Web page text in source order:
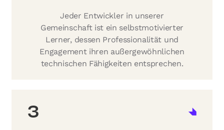
Jeder Entwickler in unserer
Gemeinschaft ist ein selbstmotivierter
Lerner, dessen Professionalität und
Engagement ihren außergewöhnlichen
technischen Fähigkeiten entsprechen.
3